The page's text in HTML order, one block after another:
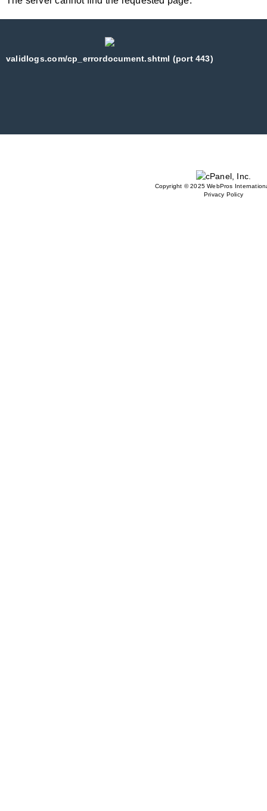
validlogs.com/cp_errordocument.shtml (port 443)
Copyright © 2025 WebPros
Privacy Policy